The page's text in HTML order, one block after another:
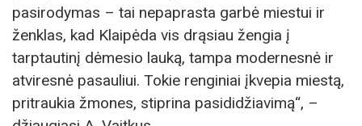
pasirodymas – tai nepaprasta garbė miestui ir
ženklas, kad Klaipėda vis drąsiau žengia į
tarptautinį dėmesio lauką, tampa modernesnė ir
atviresnė pasauliui. Tokie renginiai įkvepia miestą,
pritraukia žmones, stiprina pasididžiavimą“, –